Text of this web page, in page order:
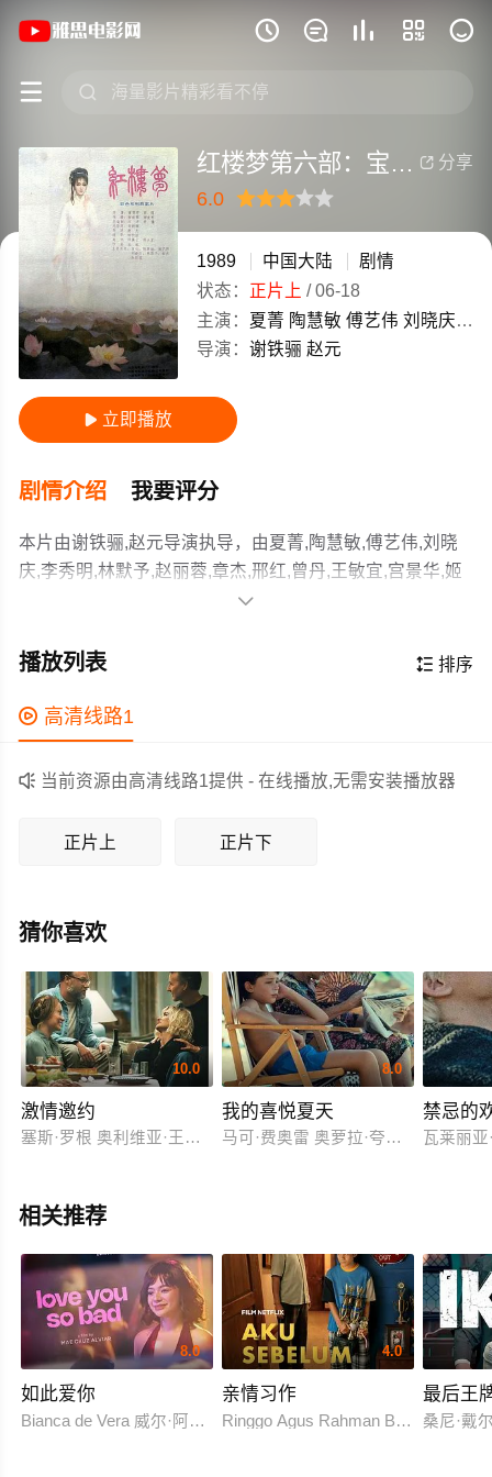
    
 
《红楼梦第六部：宝玉化石》(1989)中
 分享
红楼梦第六部：宝玉化石
6.0
很差较差还行推荐力荐
1989 中国大陆
剧情
状态： 正片上 /06-18
主演： 夏菁 陶慧敏 傅艺伟 刘晓庆 李
导演： 谢铁骊 赵元
 立即播放
剧情介绍 我要评分
本片由谢铁骊,赵元导演执导，由夏菁,陶慧敏,傅艺伟,刘晓
庆,李秀明,林默予,赵丽蓉,章杰,邢红,曾丹,王敏宜,宫景华,姬
麒麟,周志宇,倪雪华,陈红,马晓晴,俞红菲,甜甜,丁岚,李玲玉
好者和观众们都期待不已。
起了众人的议论。不久之后，元妃离世，宝玉又丢失了
了一计，即明娶黛玉（夏菁 饰）实娶宝钗（陶慧敏 饰），
实施了“掉包计”。宝玉听说要娶林妹妹，心中病痛顿消，然
而意外的新娘竟是他的亲姐姐宝钗，导致他的痴病再次发
作为一部 上映的剧情电影，在当期同类题材影片中具有一
定的看点，在演员表现和剧情架构上也都有不错的亮点，
剧情紧凑，角色塑造鲜明，适合喜欢剧情类电影的观众观

 排序
播放列表
 高清线路1
 当前资源由高清线路1提供 - 在线播放,无需安装播放器
正片上 正片下
猜你喜欢
10.0
激情邀约
塞斯·罗根 奥利维亚·王尔德
8.0
我的喜悦夏天
马可·费奥雷 奥萝拉·夸特罗基
禁忌的
瓦莱丽
相关推荐
8.0
如此爱你
Bianca de Vera 威尔·阿什利·德莱昂
4.0
亲情习作
Ringgo Agus Rahman Bima Sena
最后王
桑尼·戴